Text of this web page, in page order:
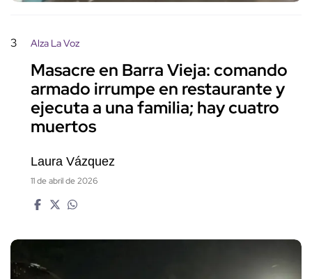
3 Alza La Voz
Masacre en Barra Vieja: comando
armado irrumpe en restaurante y
ejecuta a una familia; hay cuatro
muertos
Laura Vázquez
11 de abril de 2026